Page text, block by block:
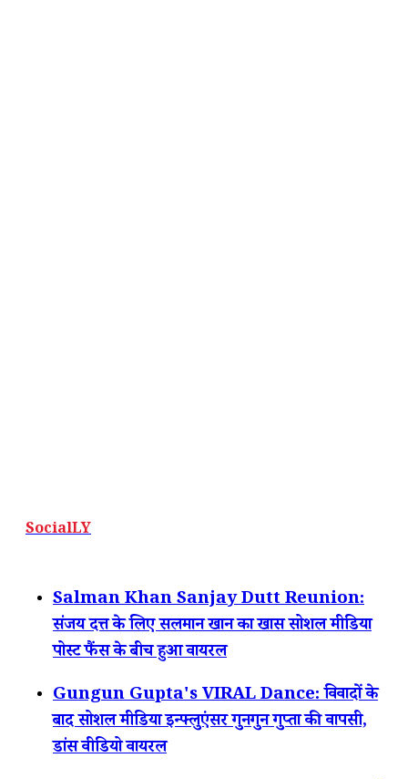
SocialLY
Salman Khan Sanjay Dutt Reunion:
संजय दत्त के लिए सलमान खान का खास सोशल मीडिया
पोस्ट फैंस के बीच हुआ वायरल
Gungun Gupta's VIRAL Dance: विवादों के
बाद सोशल मीडिया इन्फ्लुएंसर गुनगुन गुप्ता की वापसी,
डांस वीडियो वायरल